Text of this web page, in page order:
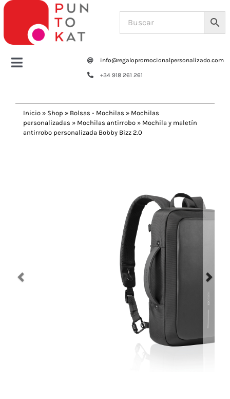
Saltar
contenido
Toggle
Tazas y botellas
info@regalopromocionalpersonalizado.com
+34 918 261 261
Inicio » Shop » Bolsas - Mochilas » Mochilas
personalizadas » Mochilas antirrobo » Mochila y maletín
antirrobo personalizada Bobby Bizz 2.0